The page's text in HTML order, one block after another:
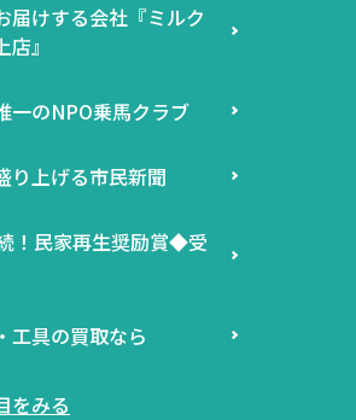
届けする会社『ミルク
』
一のNPO乗馬クラブ
り上げる市民新聞
！民家再生奨励賞◆受
工具の買取なら
をみる